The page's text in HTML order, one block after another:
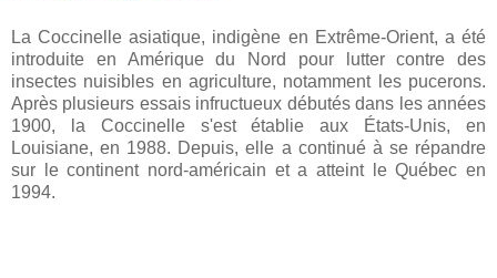
La Coccinelle asiatique, indigène en Extrême-Orient, a été
introduite en Amérique du Nord pour lutter contre des
insectes nuisibles en agriculture, notamment les pucerons.
Après plusieurs essais infructueux débutés dans les années
1900, la Coccinelle s'est établie aux États-Unis, en
Louisiane, en 1988. Depuis, elle a continué à se répandre
sur le continent nord-américain et a atteint le Québec en
1994.